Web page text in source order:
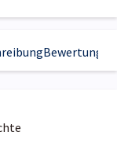
Bewertungen